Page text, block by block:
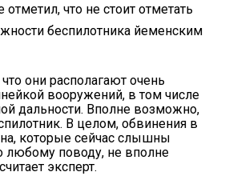
что не стоит отметать
беспилотника йеменским
они располагают очень
вооружений, в том числе
дальности. Вполне возможно,
В целом, обвинения в
которые сейчас слышны
любому поводу, не вполне
эксперт.